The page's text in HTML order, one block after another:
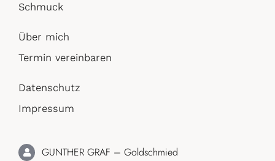
Schmuck
Über mich
Termin vereinbaren
Datenschutz
Impressum
GUNTHER GRAF – Goldschmied